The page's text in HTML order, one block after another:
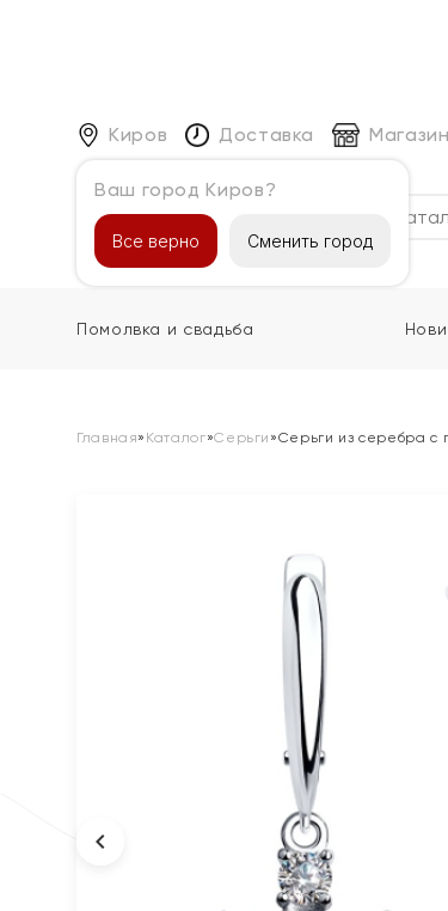
Киров
Ваш город Киров?
Все верно Сменить город
Доставка
Каталог
Помолвка и свадьба
Главная» Каталог»Серьги »Серьги из серебра с